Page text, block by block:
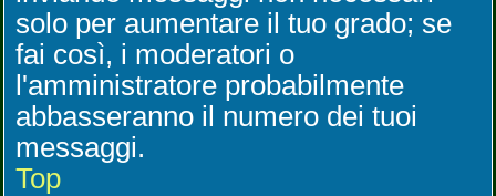
solo per aumentare il tuo grado; se
fai così, i moderatori o
l'amministratore probabilmente
abbasseranno il numero dei tuoi
messaggi.
Top